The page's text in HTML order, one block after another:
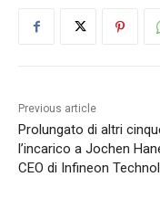
Previous article
Prolungato di altri
l’incarico a Jochen
CEO di Infineon